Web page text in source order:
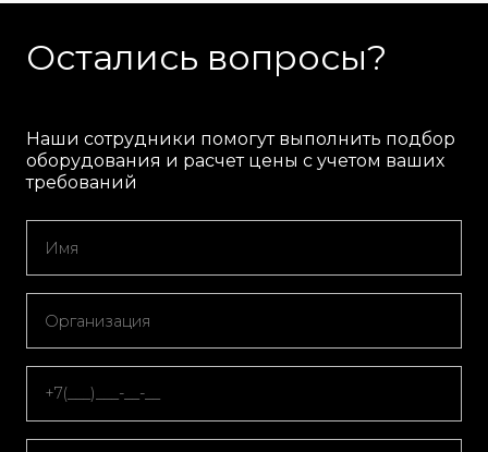
Остались вопросы?
Наши сотрудники помогут выполнить подбор
оборудования и расчет цены с учетом ваших
требований